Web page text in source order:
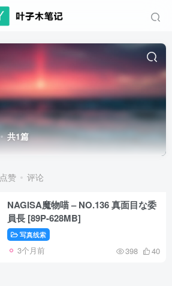
共1篇
点赞 评论
NAGISA魔物喵 – NO.136 真面目な委
員長 [89P-628MB]
写真线索
3个月前 398 40